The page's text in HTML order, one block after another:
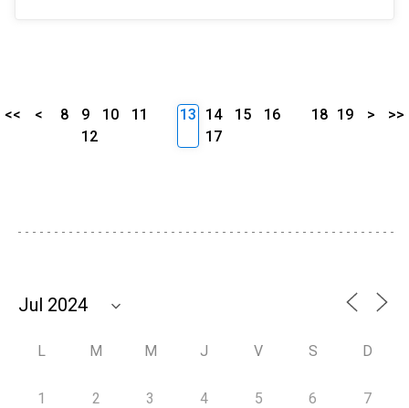
<< < 8 9 10
11
12
13 14 15
16
17
18 19 > >>
L M M J V S D
1 2 3 4 5 6 7